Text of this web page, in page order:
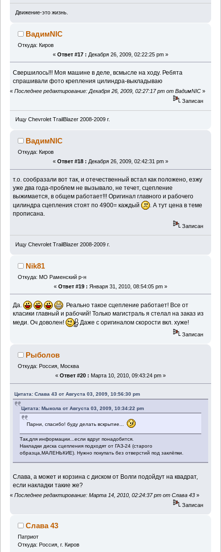
Движение-это жизнь.
ВадимNIC
Откуда: Киров
« Ответ #17 : Декабря 26, 2009, 02:22:25 pm »
Свершилось!!! Моя машине в деле, всмысле на ходу. Ребята
спрашивали фото крепления цилиндра-выкладываю
« Последнее редактирование: Декабря 26, 2009, 02:27:17 pm от ВадимNIC »
Записан
Ищу Chevrolet TrailBlazer 2008-2009 г.
ВадимNIC
Откуда: Киров
« Ответ #18 : Декабря 26, 2009, 02:42:31 pm »
т.о. сообразали вот так, и отечественный встал как положено, езжу
уже два года-проблем не вызывало, не течет, сцепление
выжимается, в общем работает!!! Оригинал главного и рабочего
цилиндра сцепления стоят по 4900= каждый
. А тут цена в теме
прописана.
Записан
Ищу Chevrolet TrailBlazer 2008-2009 г.
Nik81
Откуда: МО Раменский р-н
« Ответ #19 : Января 31, 2010, 08:54:05 pm »
Да.
Реально такое сцепление работает! Все от
класики главный и рабочий! Только магистраль я стелал на заказ из
меди. Оч доволен!
Даже с оригиналом скорости вкл. хуже!
Записан
Рыболов
Откуда: Россия, Москва
« Ответ #20 : Марта 10, 2010, 09:43:24 pm »
Цитата: Слава 43 от Августа 03, 2009, 10:56:30 pm
Цитата: Мыкола от Августа 03, 2009, 10:34:22 pm
Парни, спасибо! буду делать вскрытие...
Так,для информации...если вдруг понадобится.
Накладки диска сцепления подходят от ГАЗ-24 (старого
образца,МАЛЕНЬКИЕ). Нужно покупать без отверстий под заклёпки.
Слава, а может и корзина с диском от Волги подойдут на квадрат,
если накладки такие же?
« Последнее редактирование: Марта 14, 2010, 02:24:37 pm от Слава 43 »
Записан
Слава 43
Патриот
Откуда: Россия, г. Киров